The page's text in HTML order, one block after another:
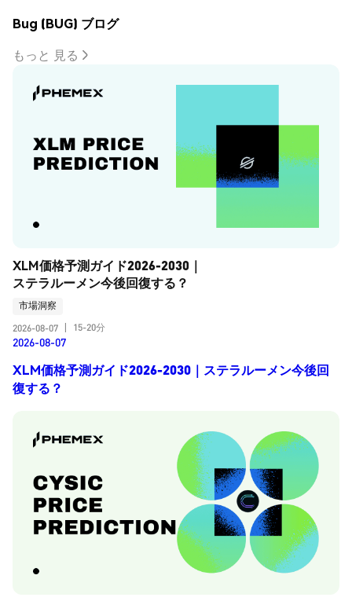
Bug (BUG) ブログ
もっと 見る
XLM価格予測ガイド2026-2030｜
ステラルーメン今後回復する？
市場洞察
2026-08-07
15-20分
2026-08-07
XLM価格予測ガイド2026-2030｜ステラルーメン今後回
復する？